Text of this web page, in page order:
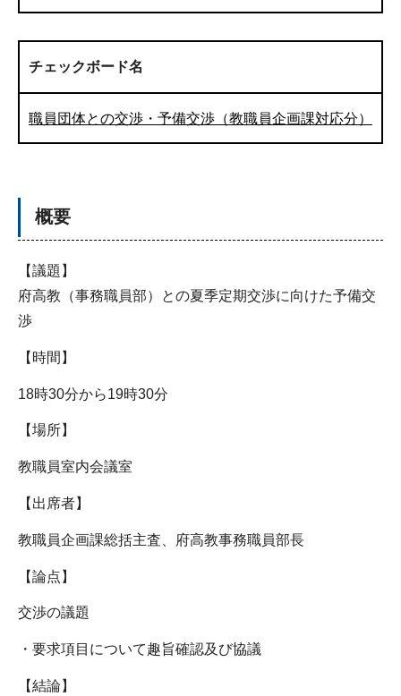
チェックボード名
職員団体との交渉・予備交渉（教職員企画課対応分）
概要
【議題】
府高教（事務職員部）との夏季定期交渉に向けた予備交
渉
【時間】
18時30分から19時30分
【場所】
教職員室内会議室
【出席者】
教職員企画課総括主査、府高教事務職員部長
【論点】
交渉の議題
・要求項目について趣旨確認及び協議
【結論】